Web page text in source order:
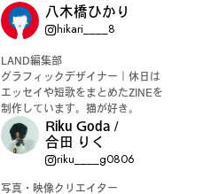
八木橋ひかり
hikari____8
LAND編集部
グラフィックデザイナー｜休日は
エッセイや短歌をまとめたZINEを
制作しています。猫が好き。
Riku Goda /
合田 りく
riku____g0806
写真・映像クリエイター